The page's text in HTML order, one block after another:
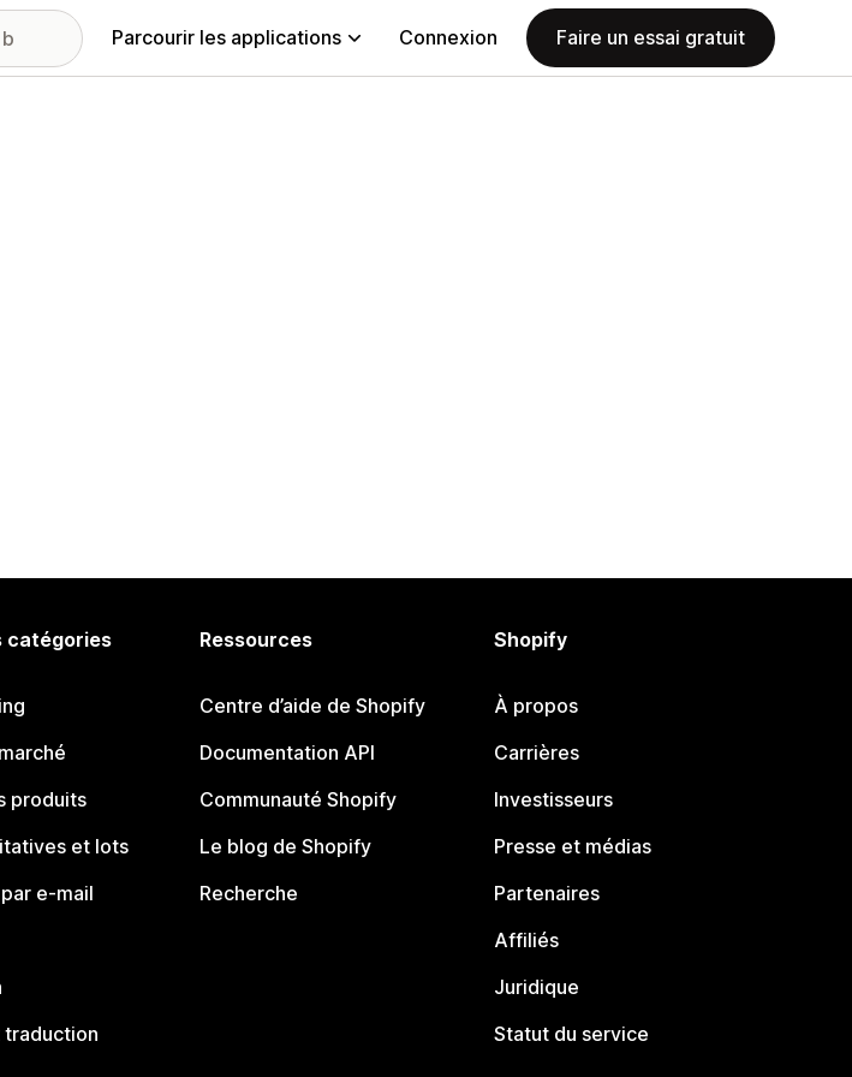
Parcourir les applications Connexion Faire un essai gratuit
catégories
produits
et lots
e-mail
traduction
Ressources
Centre d’aide de Shopify
Documentation API
Communauté Shopify
Le blog de Shopify
Recherche
Shopify
À propos
Carrières
Investisseurs
Presse et médias
Partenaires
Affiliés
Juridique
Statut du service